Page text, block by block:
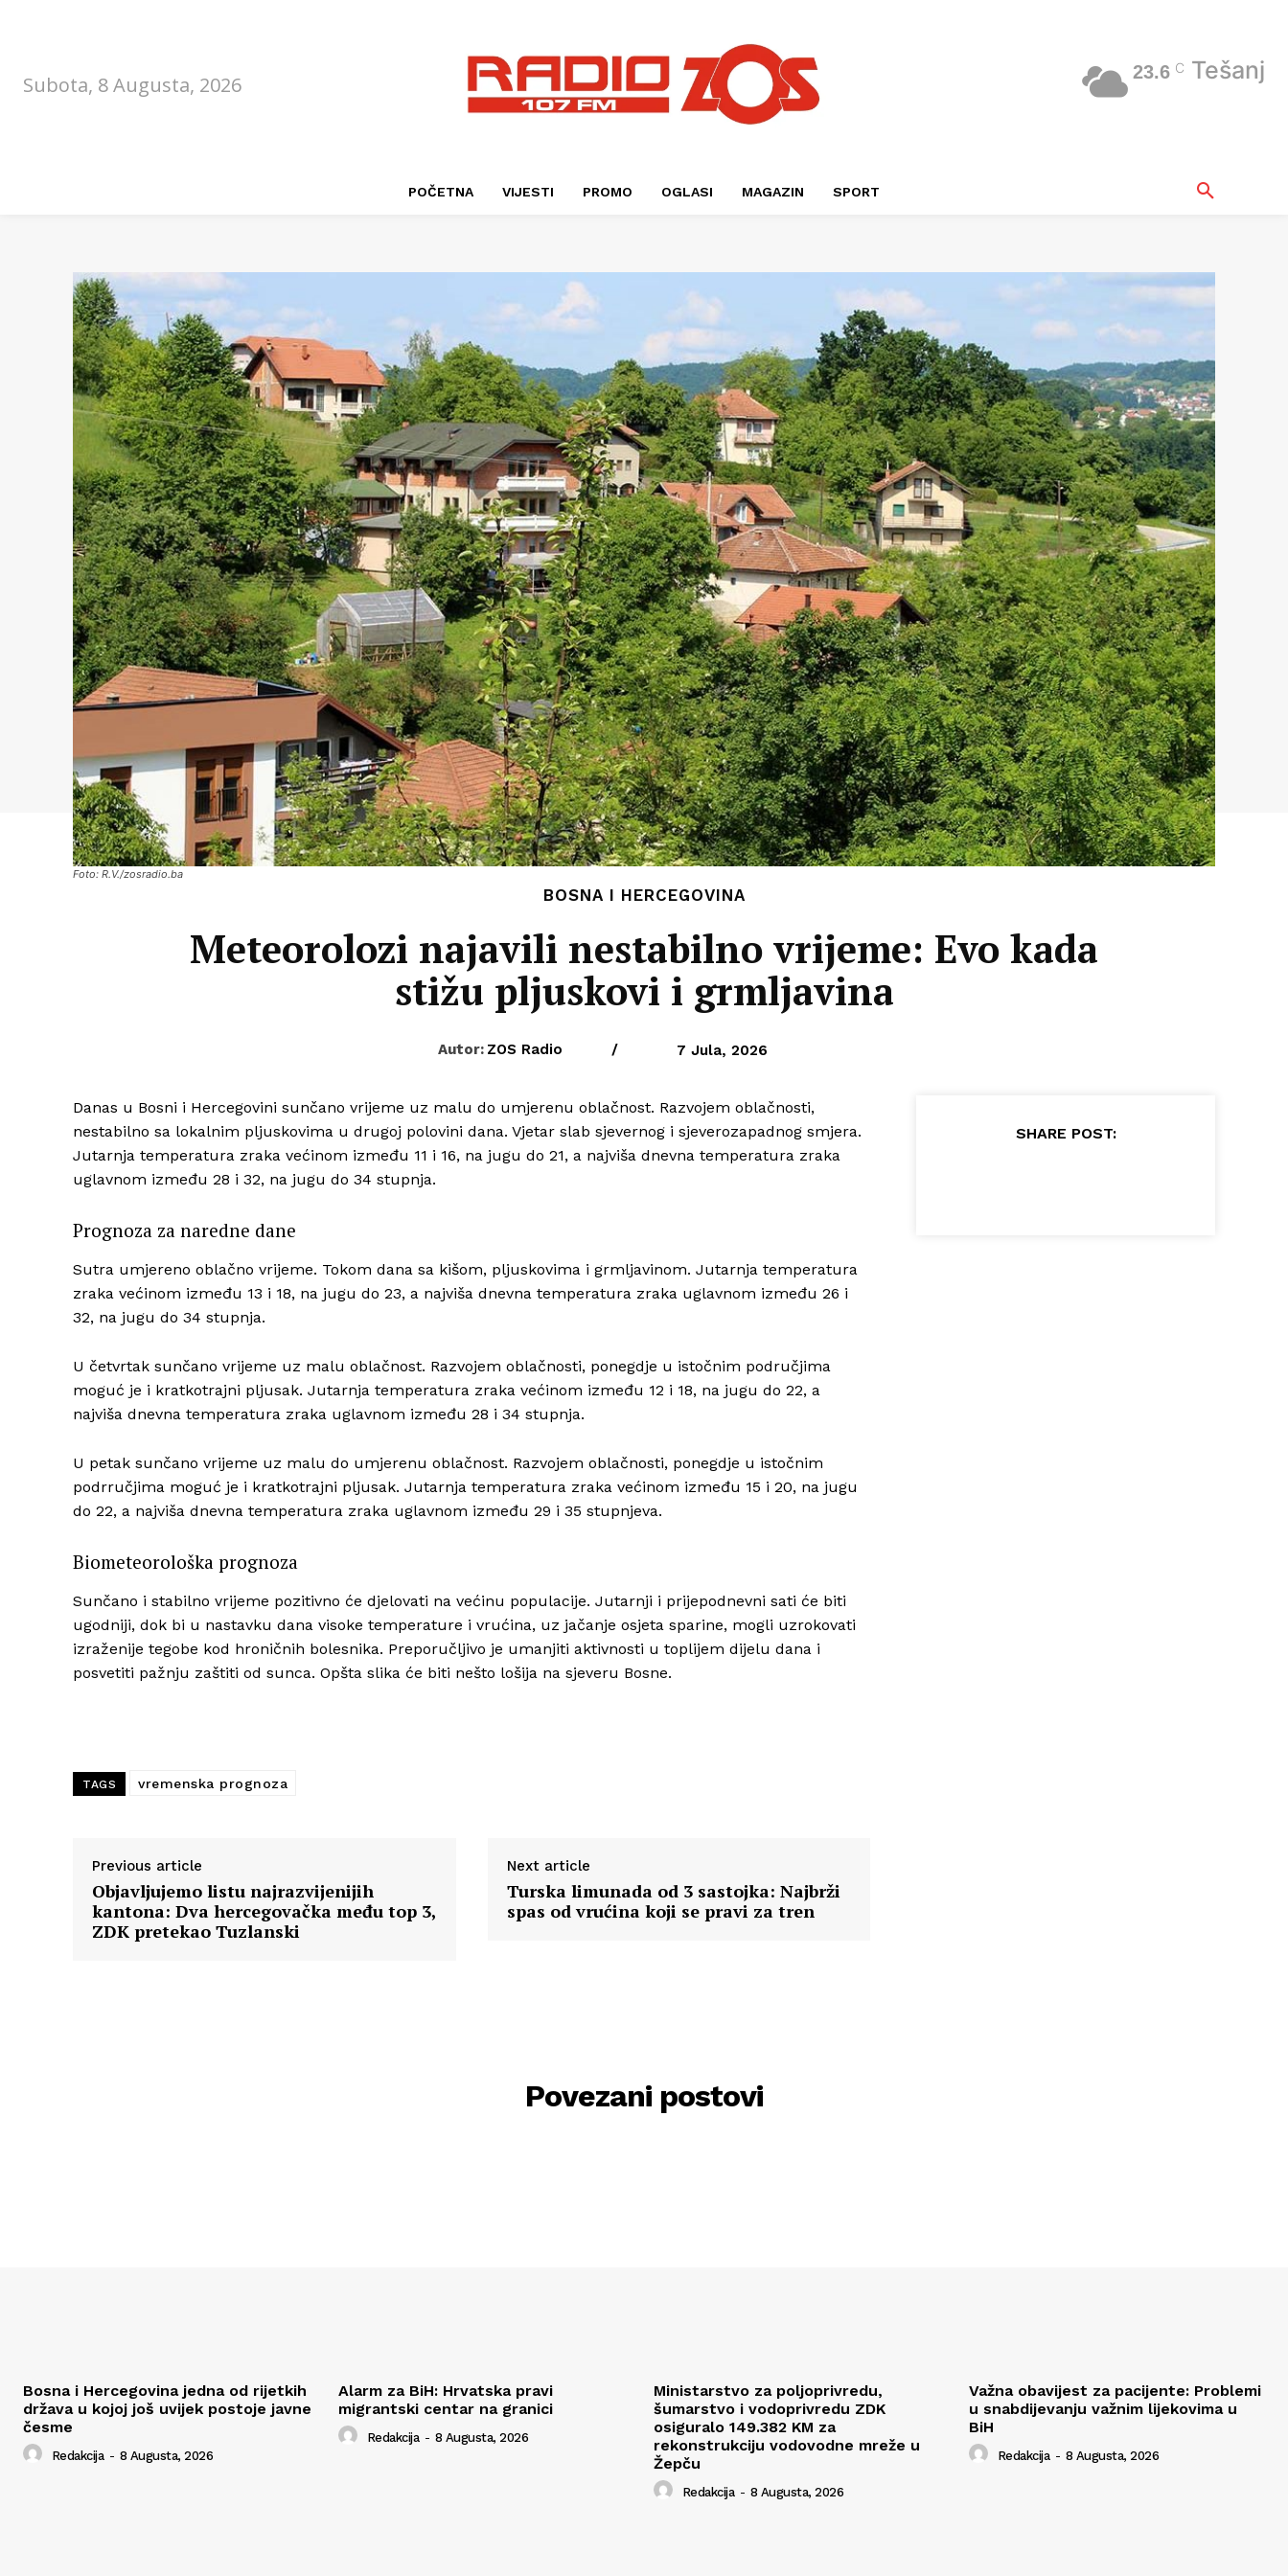
Subota, 8 Augusta, 2026
23.6 C Tešanj
POČETNA VIJESTI PROMO OGLASI MAGAZIN SPORT
Foto: R.V./zosradio.ba
BOSNA I HERCEGOVINA
Meteorolozi najavili nestabilno vrijeme: Evo kada
stižu pljuskovi i grmljavina
Autor: ZOS Radio / 7 Jula, 2026
Danas u Bosni i Hercegovini sunčano vrijeme uz malu do umjerenu oblačnost. Razvojem oblačnosti,
nestabilno sa lokalnim pljuskovima u drugoj polovini dana. Vjetar slab sjevernog i sjeverozapadnog smjera.
Jutarnja temperatura zraka većinom između 11 i 16, na jugu do 21, a najviša dnevna temperatura zraka
uglavnom između 28 i 32, na jugu do 34 stupnja.
Prognoza za naredne dane
Sutra umjereno oblačno vrijeme. Tokom dana sa kišom, pljuskovima i grmljavinom. Jutarnja temperatura
zraka većinom između 13 i 18, na jugu do 23, a najviša dnevna temperatura zraka uglavnom između 26 i
32, na jugu do 34 stupnja.
U četvrtak sunčano vrijeme uz malu oblačnost. Razvojem oblačnosti, ponegdje u istočnim područjima
moguć je i kratkotrajni pljusak. Jutarnja temperatura zraka većinom između 12 i 18, na jugu do 22, a
najviša dnevna temperatura zraka uglavnom između 28 i 34 stupnja.
U petak sunčano vrijeme uz malu do umjerenu oblačnost. Razvojem oblačnosti, ponegdje u istočnim
podrručjima moguć je i kratkotrajni pljusak. Jutarnja temperatura zraka većinom između 15 i 20, na jugu
do 22, a najviša dnevna temperatura zraka uglavnom između 29 i 35 stupnjeva.
Biometeorološka prognoza
Sunčano i stabilno vrijeme pozitivno će djelovati na većinu populacije. Jutarnji i prijepodnevni sati će biti
ugodniji, dok bi u nastavku dana visoke temperature i vrućina, uz jačanje osjeta sparine, mogli uzrokovati
izraženije tegobe kod hroničnih bolesnika. Preporučljivo je umanjiti aktivnosti u toplijem dijelu dana i
posvetiti pažnju zaštiti od sunca. Opšta slika će biti nešto lošija na sjeveru Bosne.
TAGS vremenska prognoza
Previous article
Objavljujemo listu najrazvijenijih
kantona: Dva hercegovačka među top 3,
ZDK pretekao Tuzlanski
Next article
Turska limunada od 3 sastojka: Najbrži
spas od vrućina koji se pravi za tren
SHARE POST:
Povezani postovi
Bosna i Hercegovina jedna od rijetkih
država u kojoj još uvijek postoje javne
česme
Redakcija - 8 Augusta, 2026
Alarm za BiH: Hrvatska pravi
migrantski centar na granici
Redakcija - 8 Augusta, 2026
Ministarstvo za poljoprivredu,
šumarstvo i vodoprivredu ZDK
osiguralo 149.382 KM za
rekonstrukciju vodovodne mreže u
Žepču
Redakcija - 8 Augusta, 2026
Važna obavijest za pacijente: Problemi
u snabdijevanju važnim lijekovima u
BiH
Redakcija - 8 Augusta, 2026